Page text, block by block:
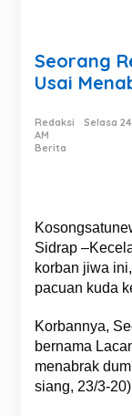
Seorang
Usai
Redaksi
Selasa
AM
Berita
Sidrap
korban jiwa
pacuan kuda
Korbannya,
bernama
menabrak
siang, 23/3-20)